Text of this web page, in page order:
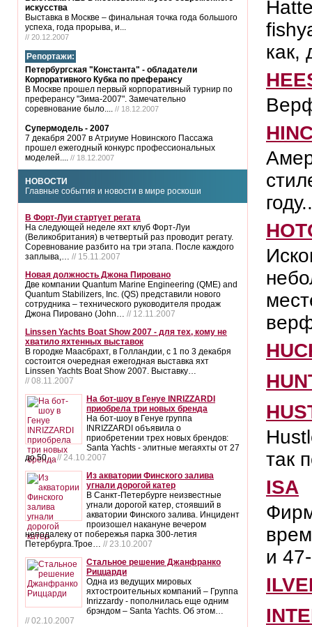
искусства
Выставка в Москве – финальная точка года большого
успеха, года прорыва, и...
// 20.12.2007
Репортажи:
Петербургская "Константа" - обладатели
Корпоративного Кубка по преферансу
В Москве прошел первый корпоративный турнир по
преферансу "Зима-2007". Замечательно
соревнование было.... // 18.12.2007
Супермодель - 2007
7 декабря 2007 в Атриуме Новинского Пассажа
прошел ежегодный конкурс профессиональных
моделей.... // 18.12.2007
НОВОСТИ
Главные события и новости в мире роскоши
В Форт-Луи стартует регата
На следующей неделе яхт клуб Форт-Луи
(Великобритания) в четвертый раз проводит регату.
Соревнование разбито на три этапа. После каждого
заплыва,… // 15.11.2007
Новая должность Джона Пировано
Две компании Quantum Marine Engineering (QME) and
Quantum Stabilizers, Inc. (QS) представили нового
сотрудника – технического руководителя продаж
Джона Пировано (John… // 12.11.2007
Linssen Yachts Boat Show 2007 - для тех, кому не
хватило яхтенных выставок
В городке Маасбрахт, в Голландии, с 1 по 3 декабря
состоится очередная ежегодная выставка яхт
Linssen Yachts Boat Show 2007. Выставку…
// 08.11.2007
На бот-шоу в Генуе INRIZZARDI
приобрела три новых бренда
На бот-шоу в Генуе группа
INRIZZARDI объявила о
приобретении трех новых брендов:
Santa Yachts - элитные мегаяхты от 27
до 50…// 24.10.2007
Из акватории Финского залива
угнали дорогой катер
В Санкт-Петербурге неизвестные
угнали дорогой катер, стоявший в
акватории Финского залива. Инцидент
произошел накануне вечером
неподалеку от побережья парка 300-летия
Петербурга.Трое… // 23.10.2007
Стальное решение Джанфранко
Риццарди
Одна из ведущих мировых
яхтостроительных компаний – Группа
Inrizzardy - пополнилась еще одним
брэндом – Santa Yachts. Об этом…
// 02.10.2007
как,
так
ISA
и